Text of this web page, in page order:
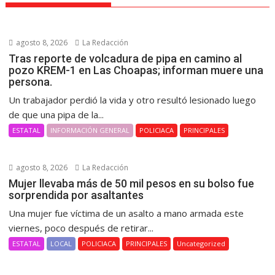
agosto 8, 2026 La Redacción
Tras reporte de volcadura de pipa en camino al
pozo KREM-1 en Las Choapas; informan muere una
persona.
Un trabajador perdió la vida y otro resultó lesionado luego
de que una pipa de la...
ESTATAL INFORMACIÓN GENERAL POLICIACA PRINCIPALES
agosto 8, 2026 La Redacción
Mujer llevaba más de 50 mil pesos en su bolso fue
sorprendida por asaltantes
Una mujer fue víctima de un asalto a mano armada este
viernes, poco después de retirar...
ESTATAL LOCAL POLICIACA PRINCIPALES Uncategorized